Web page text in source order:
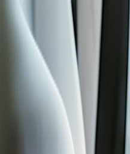
山手線東京
旅行
文化
🇯🇵
JOIN US SOON